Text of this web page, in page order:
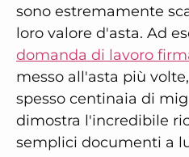
sono estremamente
loro valore d'asta. Ad
domanda di lavoro
messo all'asta più
spesso centinaia di
dimostra l'incredibile
semplici documenti a